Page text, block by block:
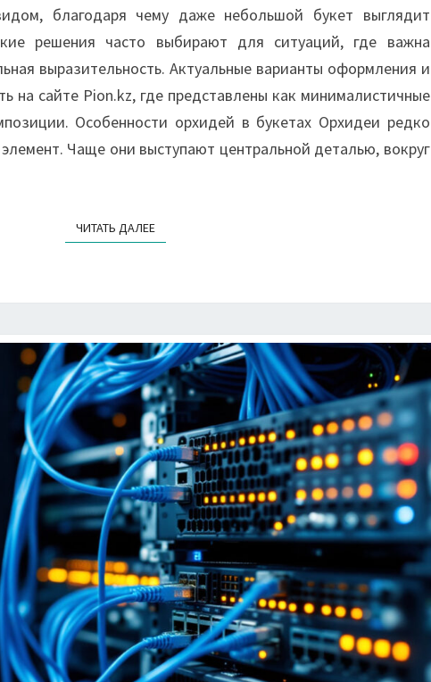
благодаря чему даже небольшой букет выглядит
решения часто выбирают для ситуаций, где важна
выразительность. Актуальные варианты оформления и
на сайте Pion.kz, где представлены как минималистичные
Особенности орхидей в букетах Орхидеи редко
Чаще они выступают центральной деталью, вокруг
ЧИТАТЬ ДАЛЕЕЧИТАТЬ ДАЛЕЕ